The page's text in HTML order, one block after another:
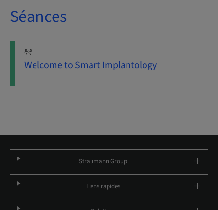
Séances
Welcome to Smart Implantology
Straumann Group
Liens rapides